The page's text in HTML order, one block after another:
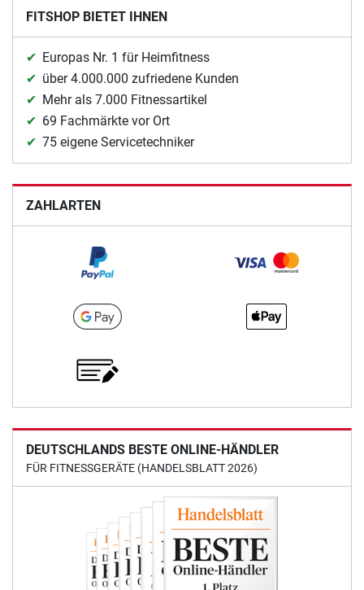
FITSHOP BIETET IHNEN
Europas Nr. 1 für Heimfitness
über 4.000.000 zufriedene Kunden
Mehr als 7.000 Fitnessartikel
69 Fachmärkte vor Ort
75 eigene Servicetechniker
ZAHLARTEN
DEUTSCHLANDS BESTE ONLINE-HÄNDLER
FÜR FITNESSGERÄTE (HANDELSBLATT 2026)